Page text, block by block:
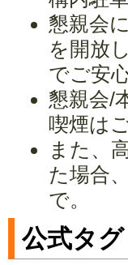
懇親会
を開放
でご安
懇親会/
喫煙は
また、
た場合
で。
公式タグ